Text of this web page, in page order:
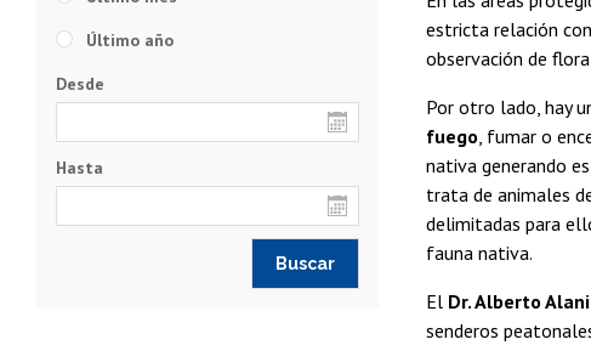
estricta relación
observación de
Por otro lado, hay
fuego , fumar o
nativa generando
trata de animales
delimitadas para
fauna nativa.
El Dr. Alberto
senderos
Último año
Desde
Hasta